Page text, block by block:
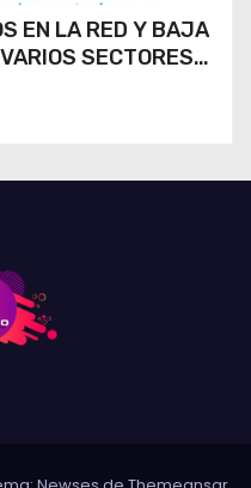
EN LA RED Y BAJA
SECTORES